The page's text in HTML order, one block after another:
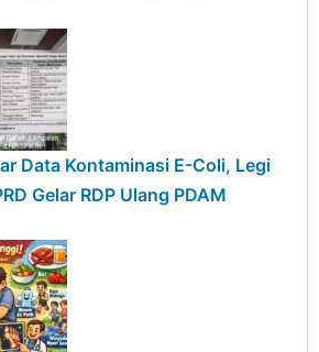
Data Kontaminasi E-Coli, Legi
Gelar RDP Ulang PDAM